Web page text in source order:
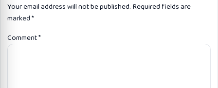
Your email address will not be published. Required fields are
marked*
Comment*